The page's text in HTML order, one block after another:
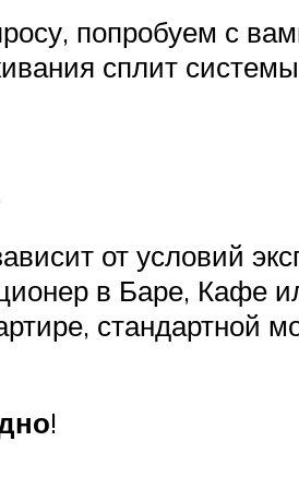
попробуем с
сплит системы
от условий
в Баре, Кафе
стандартной
!